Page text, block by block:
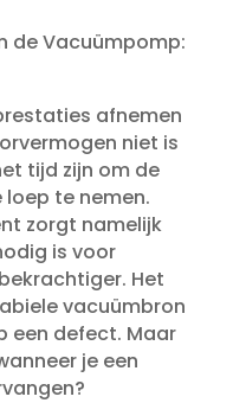
de Vacuümpomp:
afnemen
niet is
tijd zijn om de
te nemen.​
zorgt namelijk
is voor
Het
vacuümbron
een defect.​ Maar
je een